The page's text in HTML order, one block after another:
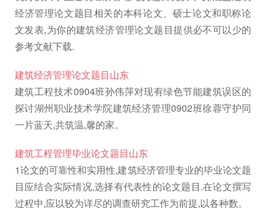
经济管理论文题目相关的本科论文、硕士论文和职称论
文发表,为你的建筑经济管理论文题目提供必不可以少的
参考文献下载.
建筑经济管理论文题目山东
建筑工程技术0904班孙伟萍对现有绿色节能建筑误区的
探讨湖州职业技术学院建筑经济管理0902班徐蓉守护同
一片蓝天,共筑温,馨的家。
建筑工程管理毕业论文题目山东
1论文的可靠性和实用性,建筑经济管理专业的毕业论文题
目应结合实际情况,选择有代表性的论文题目.在论文撰写
过程中,应以较为详尽的调查研究工作为前提,以各种数。